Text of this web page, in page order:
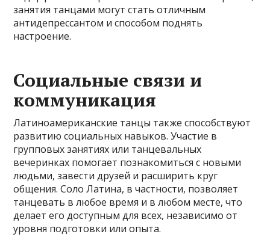
занятия танцами могут стать отличным
антидепрессантом и способом поднять
настроение.
Социальные связи и
коммуникация
Латиноамериканские танцы также способствуют
развитию социальных навыков. Участие в
групповых занятиях или танцевальных
вечеринках помогает познакомиться с новыми
людьми, завести друзей и расширить круг
общения. Соло Латина, в частности, позволяет
танцевать в любое время и в любом месте, что
делает его доступным для всех, независимо от
уровня подготовки или опыта.